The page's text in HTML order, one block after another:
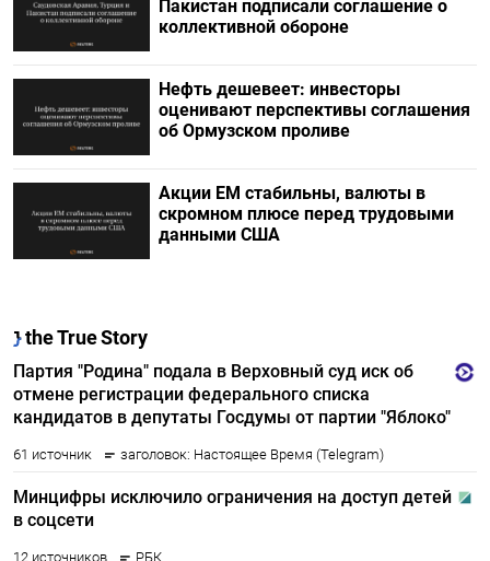
Пакистан подписали соглашение о
коллективной обороне
Нефть дешевеет: инвесторы
оценивают перспективы соглашения
об Ормузском проливе
Акции ЕМ стабильны, валюты в
скромном плюсе перед трудовыми
данными США